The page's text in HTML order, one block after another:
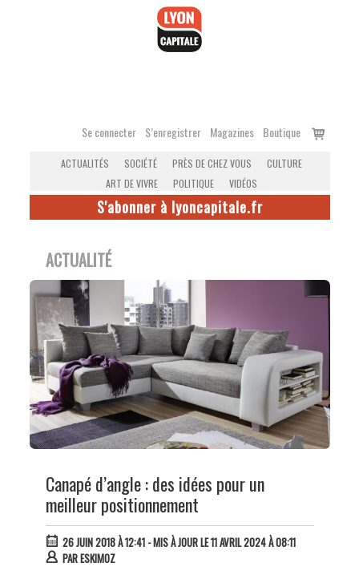
Se connecter S’enregistrer Magazines Boutique
Voir
ACTUALITÉS SOCIÉTÉ PRÈS DE CHEZ VOUS
CULTURE
ART DE VIVRE
POLITIQUE VIDÉOS
S'abonner à lyoncapitale.fr
ACTUALITÉ
Canapé d’angle : des idées pour un
meilleur positionnement
26 JUIN 2018 À 12:41- MIS À JOUR LE 11 AVRIL 2024 À 08:11
PARESKIMOZ